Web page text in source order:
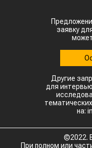
заявку
Другие
для
на:
©2022.
При полном или